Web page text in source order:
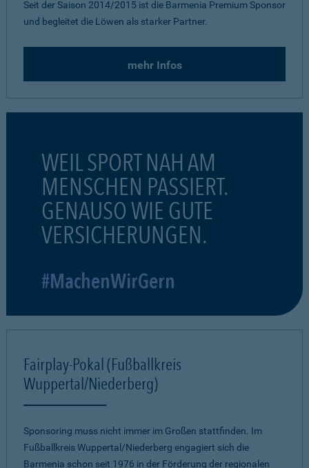
Seit der Saison 2014/2015 ist die Barmenia Premium Sponsor
und begleitet die Löwen als starker Partner.
mehr Infos
WEIL SPORT NAH AM
MENSCHEN PASSIERT.
GENAUSO WIE GUTE
VERSICHERUNGEN.
#MachenWirGern
Fairplay-Pokal (Fußballkreis
Wuppertal/Niederberg)
Sponsoring muss nicht immer im Großen stattfinden. Im
Fußballkreis Wuppertal/Niederberg engagiert sich die
Barmenia schon seit 1976 in der Förderung der regionalen